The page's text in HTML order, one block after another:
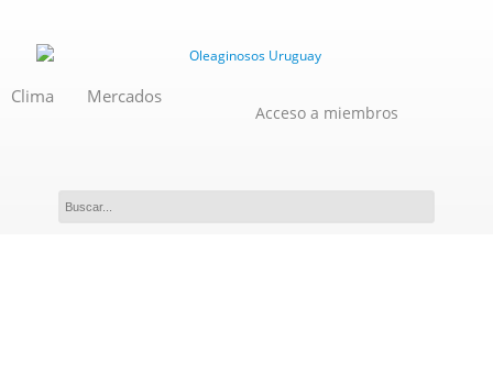
Clima Mercados
Acceso a miembros